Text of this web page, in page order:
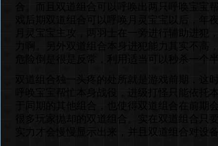
合。而且双道组合可以呼唤出两只呼唤宝宝
戏后期双道组合可以呼唤月灵宝宝以后，年
月灵宝宝主攻，两羽士在一旁进行辅助进犯
力啊。另外双道组合本身进犯能力其实不高
危险倒是很是反常，利用适当可以秒杀一个
双道组合独一头疼的处所就是游戏前期，这
呼唤宝宝帮忙本身战役，进级打怪只能依托
于同期的其他组合，也使得双道组合在前期
很多玩家抛却的双道组合。实在双道组合只
实力才会慢慢显示出来，并且双道组合对设